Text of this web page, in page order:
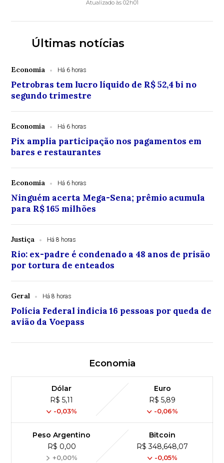
Atualizado às 02h01
Últimas notícias
Economia Há 6 horas
Petrobras tem lucro líquido de R$ 52,4 bi no
segundo trimestre
Economia Há 6 horas
Pix amplia participação nos pagamentos em
bares e restaurantes
Economia Há 6 horas
Ninguém acerta Mega-Sena; prêmio acumula
para R$ 165 milhões
Justiça Há 8 horas
Rio: ex-padre é condenado a 48 anos de prisão
por tortura de enteados
Geral Há 8 horas
Polícia Federal indicia 16 pessoas por queda de
avião da Voepass
Economia
Dólar
R$ 5,11
-0,03%
Euro
R$ 5,89
-0,06%
Peso Argentino
R$ 0,00
+0,00%
Bitcoin
R$ 348,648,07
-0,05%